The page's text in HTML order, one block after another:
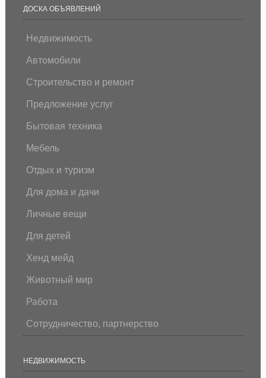
ДОСКА ОБЪЯВЛЕНИЙ
Недвижимость
Автомобили
Строительство и ремонт
Предложение услуг
Бытовая техника
Мебель
Отдых и туризм
Для дома и дачи
Личные вещи
Для детей
Хенд мейд
Животный мир
Работа
Сотрудничество, партнерство
НЕДВИЖИМОСТЬ